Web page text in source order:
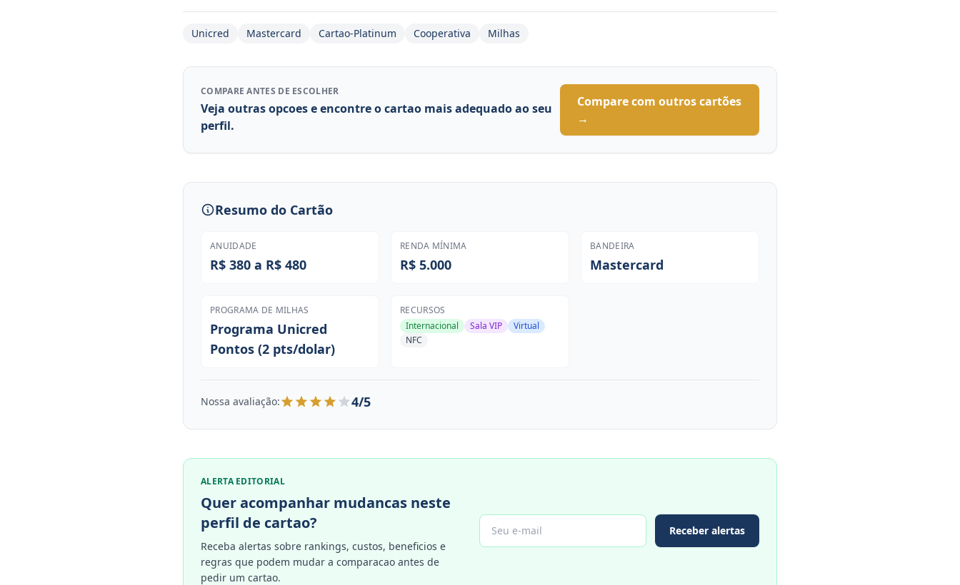
Unicred Mastercard Cartao-Platinum Cooperativa Milhas
COMPARE ANTES DE ESCOLHER
Veja outras opcoes e encontre o cartao mais adequado ao seu
perfil.
Compare com outros cartões
→
Resumo do Cartão
ANUIDADE
R$ 380 a R$ 480
RENDA MÍNIMA
R$ 5.000
BANDEIRA
Mastercard
PROGRAMA DE MILHAS
Programa Unicred
Pontos (2 pts/dolar)
RECURSOS
Internacional
Sala VIP
Virtual
NFC
Nossa avaliação: 4/5
ALERTA EDITORIAL
Quer acompanhar mudancas neste
perfil de cartao?
Receba alertas sobre rankings, custos, beneficios e
regras que podem mudar a comparacao antes de
pedir um cartao.
Receber alertas